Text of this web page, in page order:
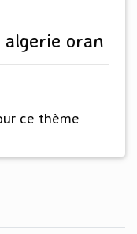
algerie oran
ce thème